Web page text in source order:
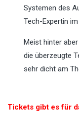
Systemen des
Tech-Expertin im
Meist hinter
die überzeugte
sehr dicht am
Tickets gibt es für